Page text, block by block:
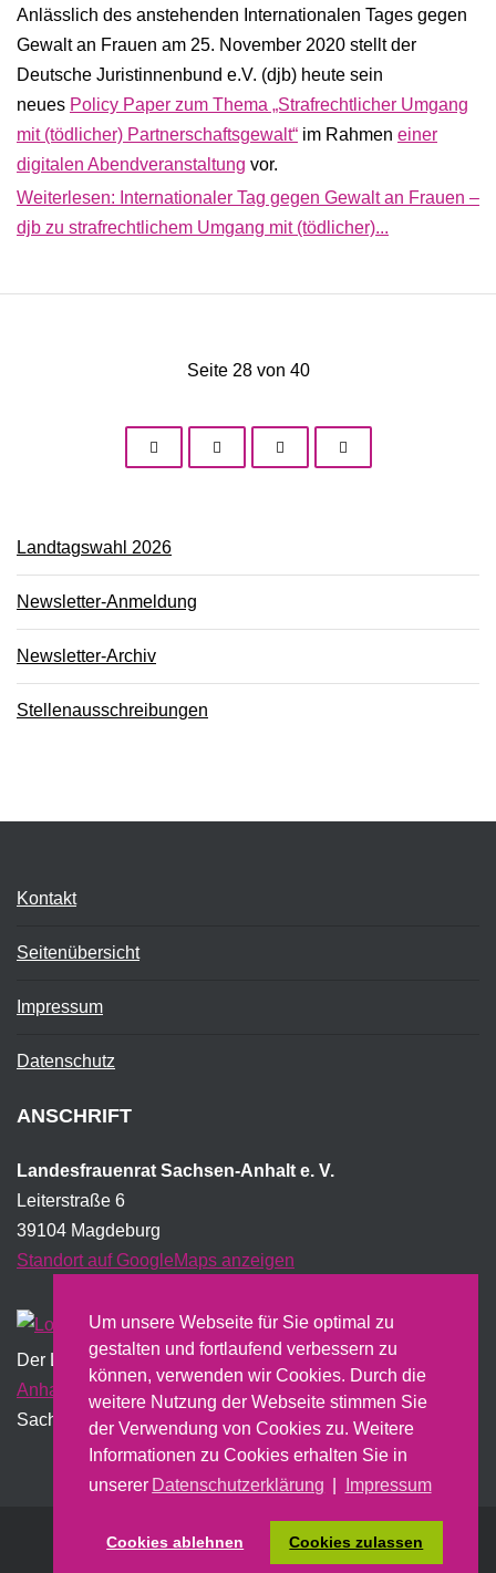
Um unsere Webseite für Sie optimal zu
gestalten und fortlaufend verbessern zu
können, verwenden wir Cookies. Durch die
weitere Nutzung der Webseite stimmen Sie
der Verwendung von Cookies zu. Weitere
Informationen zu Cookies erhalten Sie in
unserer Datenschutzerklärung Impressum
Cookies ablehnen Cookies zulassen
Anlässlich des anstehenden Internationalen Tages gegen
Gewalt an Frauen am 25. November 2020 stellt der
Deutsche Juristinnenbund e.V. (djb) heute sein
neues Policy Paper zum Thema „Strafrechtlicher Umgang
mit (tödlicher) Partnerschaftsgewalt“ im Rahmen einer
digitalen Abendveranstaltung vor.
Weiterlesen: Internationaler Tag gegen Gewalt an Frauen –
djb zu strafrechtlichem Umgang mit (tödlicher)...
Seite 28 von 40
Landtagswahl 2026
Newsletter-Anmeldung
Newsletter-Archiv
Stellenausschreibungen
Kontakt
Seitenübersicht
Impressum
Datenschutz
ANSCHRIFT
Landesfrauenrat Sachsen-Anhalt e. V.
Leiterstraße 6
39104 Magdeburg
Standort auf GoogleMaps anzeigen
Der Landesfrauenrat wird institutionell vom Land
Anhalt
gefördert und erstellt dazu u.a. einen jährlichen
Sachbericht.
Nach oben